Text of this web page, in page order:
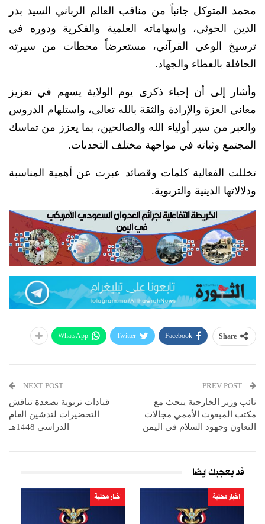
محمد المتوكل جانباً من مناقب العالم الرباني السيد بدر
الدين الحوثي، وإسهاماته العلمية والفكرية ودوره في
ترسيخ الوعي القرآني، مستعرضاً محطات من سيرته
الحافلة بالعطاء والجهاد.
وأشار إلى أن إحياء ذكرى يوم الولاية يسهم في تعزيز
معاني العزة والإرادة والثقة بالله تعالى، واستلهام الدروس
والعبر من سير أولياء الله والصالحين، بما يعزز من تماسك
المجتمع وثباته في مواجهة مختلف التحديات.
تخللت الفعالية كلمات وقصائد عبرت عن أهمية المناسبة
ودلالاتها الدينية والتربوية.
Share
Facebook
Twitter
WhatsApp
نائب وزير الخارجية يبحث مع
مكتب المبعوث الأممي مجالات
التعاون وجهود السلام في اليمن
NEXT POST
قيادات تربوية بصعدة تناقش
التحضيرات لتدشين العام
الدراسي 1448هـ
قد يعجبك ايضا
اخبار محلية اخبار محلية